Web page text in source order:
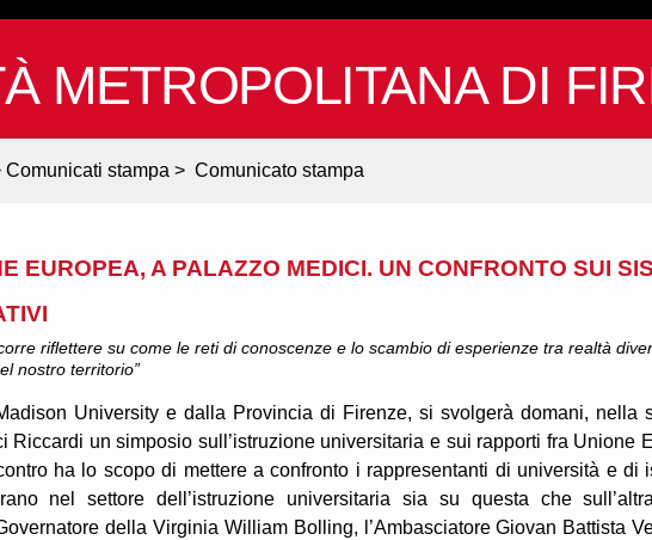
METROPOLITANA DI
Comunicati stampa > Comunicato stampa
EUROPEA, A PALAZZO MEDICI. UN CONFRONTO SUI
riflettere su come le reti di conoscenze e lo scambio di esperienze tra realtà
nostro territorio”
University e dalla Provincia di Firenze, si svolgerà domani, nella
Riccardi un simposio sull’istruzione universitaria e sui rapporti fra Unione
ha lo scopo di mettere a confronto i rappresentanti di università e di
nel settore dell’istruzione universitaria sia su questa che
della Virginia William Bolling, l’Ambasciatore Giovan Battista